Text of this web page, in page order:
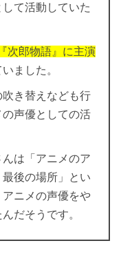
て活動していた
『次郎物語』に主演
ました。
き替えなども行
声優としての活
は「アニメのア
後の場所」とい
ニメの声優をや
だそうです。